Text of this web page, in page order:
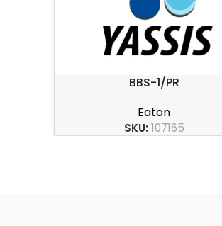
BBS-1/PR
Eaton
SKU:107165